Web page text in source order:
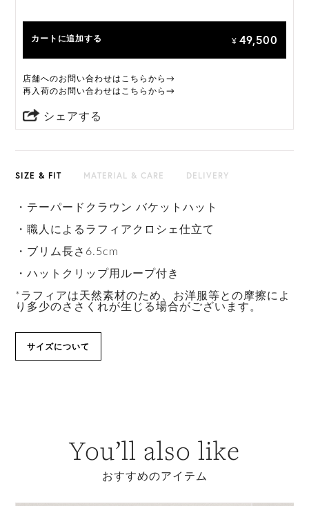
カートに追加する ¥ 49,500
店舗へのお問い合わせはこちらから→
再入荷のお問い合わせはこちらから→
シェアする
SIZE & FIT MATERIAL & CARE DELIVERY
・テーパードクラウン バケットハット
・職人によるラフィアクロシェ仕立て
・ブリム長さ6.5cm
・ハットクリップ用ループ付き
*ラフィアは天然素材のため、お洋服等との摩擦によ
り多少のささくれが生じる場合がございます。
サイズについて
You’ll also like
おすすめのアイテム